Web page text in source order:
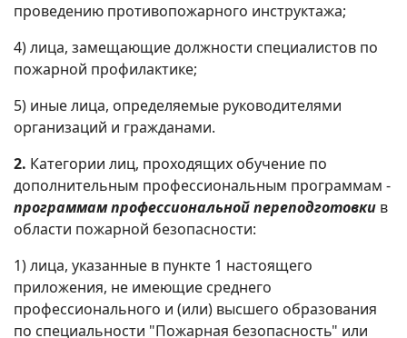
проведению противопожарного инструктажа;
4) лица, замещающие должности специалистов по
пожарной профилактике;
5) иные лица, определяемые руководителями
организаций и гражданами.
2. Категории лиц, проходящих обучение по
дополнительным профессиональным программам -
программам профессиональной переподготовки в
области пожарной безопасности:
1) лица, указанные в пункте 1 настоящего
приложения, не имеющие среднего
профессионального и (или) высшего образования
по специальности "Пожарная безопасность" или